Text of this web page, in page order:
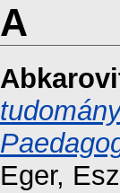
A
Eger,